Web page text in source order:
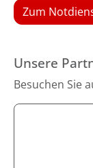
Zum
Unsere
Besuchen Sie